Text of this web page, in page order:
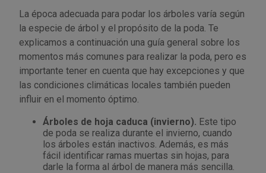
La época adecuada para podar los árboles varía según
la especie de árbol y el propósito de la poda. Te
explicamos a continuación una guía general sobre los
momentos más comunes para realizar la poda, pero es
importante tener en cuenta que hay excepciones y que
las condiciones climáticas locales también pueden
influir en el momento óptimo.
Árboles de hoja caduca (invierno). Este tipo
de poda se realiza durante el invierno, cuando
los árboles están inactivos. Además, es más
fácil identificar ramas muertas sin hojas, para
darle la forma al árbol de manera más sencilla.